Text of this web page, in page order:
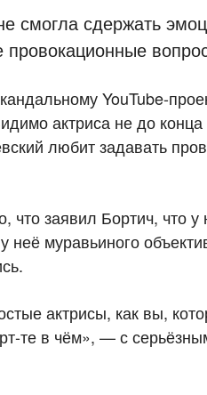
смогла сдержать
YouTube-
актриса не до
любит задавать
что заявил Бортич, что
неё муравьиного
актрисы, как вы,
те в чём», — с